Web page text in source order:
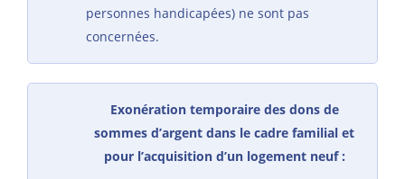
personnes handicapées) ne sont pas
concernées.
Exonération temporaire des dons de
sommes d’argent dans le cadre familial et
pour l’acquisition d’un logement neuf :